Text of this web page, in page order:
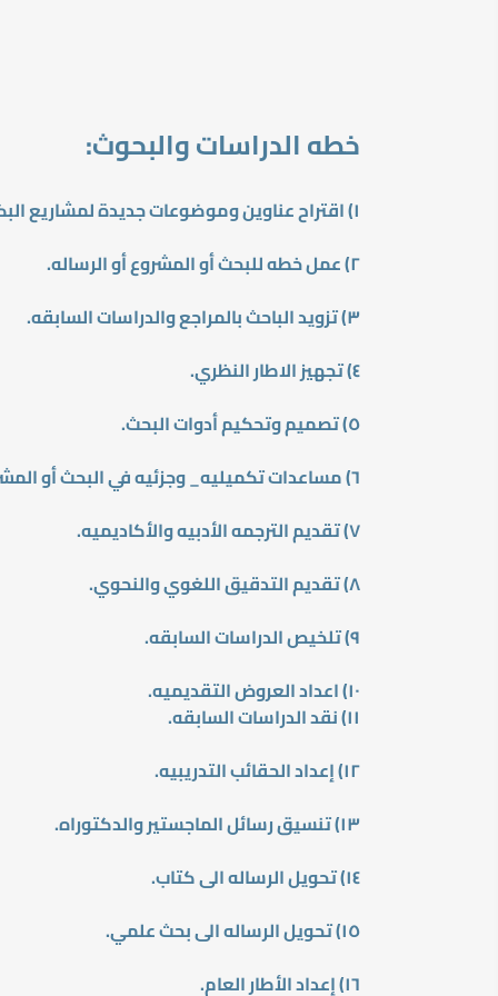
خطه الدراسات والبحوث:
١) اقتراح عناوين وموضوعات جديدة لمشاريع البكالوريوس ورسائل الماجستير والدكتوراه.
٢) عمل خطه للبحث أو المشروع أو الرساله.
٣) تزويد الباحث بالمراجع والدراسات السابقه.
٤) تجهيز الاطار النظري
.
٥) تصميم وتحكيم أدوات البحث.
٦) مساعدات تكميليه_ وجزئيه في البحث أو المشروع أو الرساله.
٧) تقديم الترجمه الأدبيه والأكاديميه.
٨) تقديم التدقيق اللغوي والنحوي.
٩) تلخيص الدراسات السابقه.
١٠) اعداد العروض التقديميه.
١١) نقد الدراسات السابقه.
١٢) إعداد الحقائب التدريبيه.
١٣) تنسيق رسائل الماجستير والدكتوراه.
١٤) تحويل الرساله الى كتاب.
١٥) تحويل الرساله الى بحث علمي.
١٦) إعداد الأطار العام.